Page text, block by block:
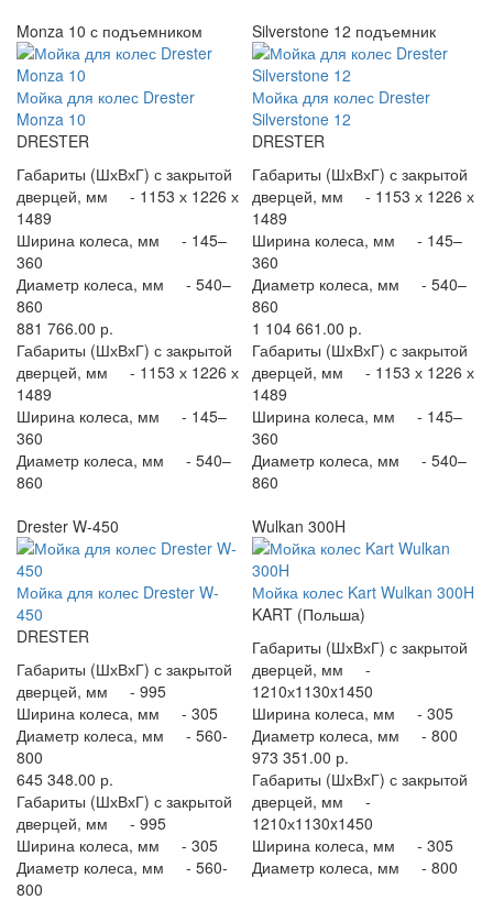
Monza 10 с подъемником
Мойка для колес Drester
Monza 10
DRESTER
Габариты (ШхВхГ) с закрытой
дверцей, мм - 1153 х 1226 х
1489
Ширина колеса, мм - 145–
360
Диаметр колеса, мм - 540–
860
881 766.00 р.
Габариты (ШхВхГ) с закрытой
дверцей, мм - 1153 х 1226 х
1489
Ширина колеса, мм - 145–
360
Диаметр колеса, мм - 540–
860
Silverstone 12 подъемник
Мойка для колес Drester
Silverstone 12
DRESTER
Габариты (ШхВхГ) с закрытой
дверцей, мм - 1153 х 1226 х
1489
Ширина колеса, мм - 145–
360
Диаметр колеса, мм - 540–
860
1 104 661.00 р.
Габариты (ШхВхГ) с закрытой
дверцей, мм - 1153 х 1226 х
1489
Ширина колеса, мм - 145–
360
Диаметр колеса, мм - 540–
860
Drester W-450
Мойка для колес Drester W-
450
DRESTER
Габариты (ШхВхГ) с закрытой
дверцей, мм - 995
Ширина колеса, мм - 305
Диаметр колеса, мм - 560-
800
645 348.00 р.
Габариты (ШхВхГ) с закрытой
дверцей, мм - 995
Ширина колеса, мм - 305
Диаметр колеса, мм - 560-
800
Wulkan 300H
Мойка колес Kart Wulkan 300H
KART (Польша)
Габариты (ШхВхГ) с закрытой
дверцей, мм -
1210х1130x1450
Ширина колеса, мм - 305
Диаметр колеса, мм - 800
973 351.00 р.
Габариты (ШхВхГ) с закрытой
дверцей, мм -
1210х1130x1450
Ширина колеса, мм - 305
Диаметр колеса, мм - 800